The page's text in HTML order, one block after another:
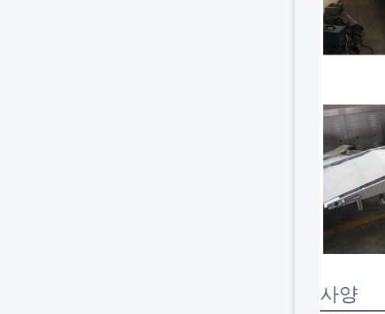
사양